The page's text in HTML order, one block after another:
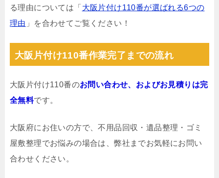
る理由については「 大阪片付け110番が選ばれる6つの
理由 」を合わせてご覧ください！
大阪片付け110番作業完了までの流れ
大阪片付け110番のお問い合わせ、およびお見積りは完
全無料です。
大阪府にお住いの方で、不用品回収・遺品整理・ゴミ
屋敷整理でお悩みの場合は、弊社までお気軽にお問い
合わせください。